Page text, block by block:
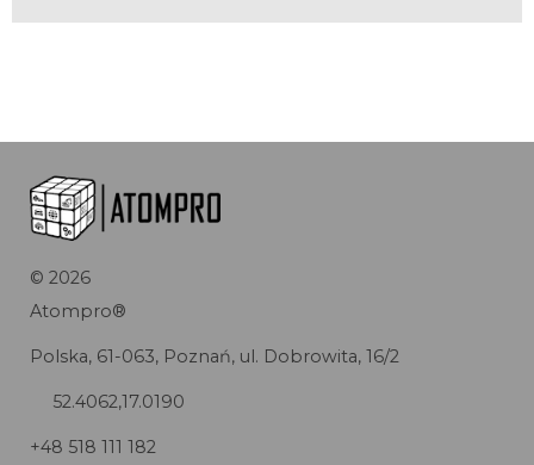
© 2026
Atompro®
Polska, 61-063, Poznań, ul. Dobrowita, 16/2
52.4062,17.0190
+48 518 111 182